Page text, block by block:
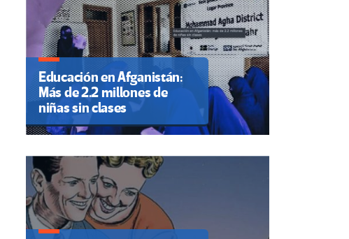
Educación en Afganistán:
Más de 2.2 millones de
niñas sin clases